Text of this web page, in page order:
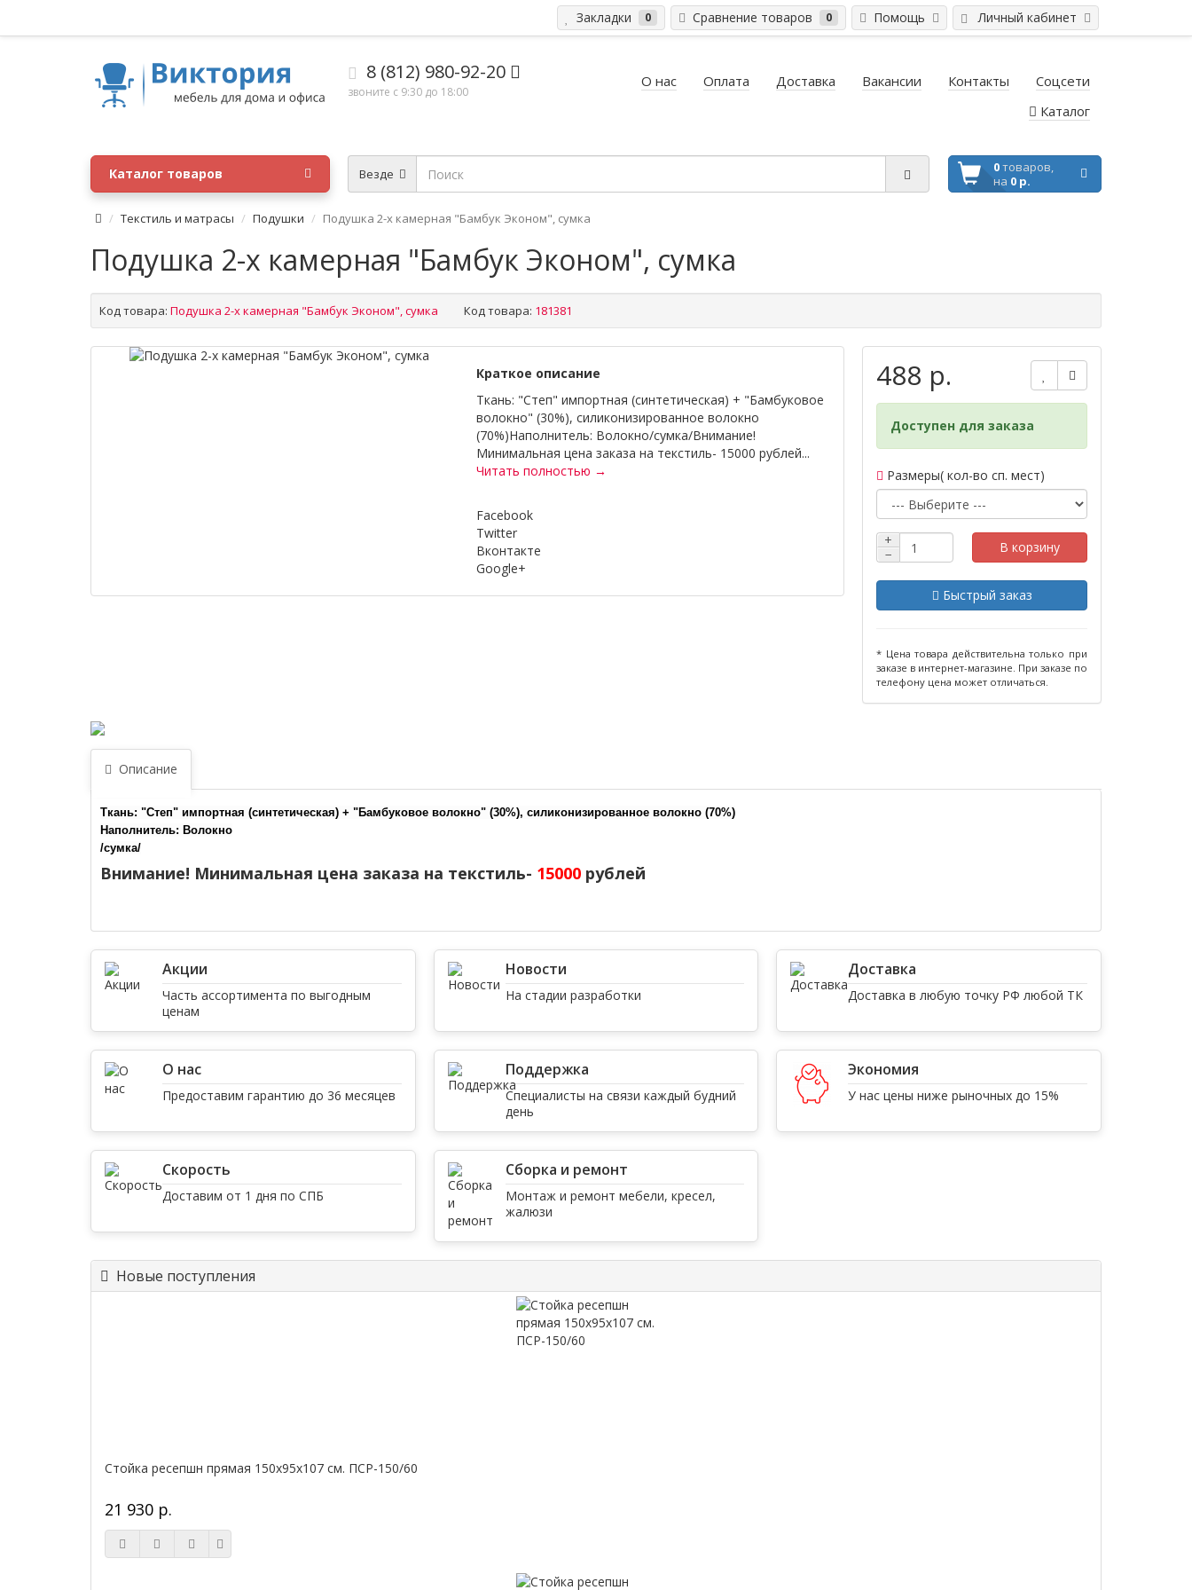
Личный кабинет
Помощь
Закладки 0 Сравнение товаров 0
8 (812) 980-92-20
звоните с 9:30 до 18:00
О нас Оплата Доставка Вакансии Контакты
Соцсети
Каталог
Везде 0товаров,
на 0 р.
Каталог товаров
Текстиль и матрасы Подушки Подушка 2-х камерная "Бамбук Эконом", сумка
Подушка 2-х камерная "Бамбук Эконом", сумка
Код товара: Подушка 2-х камерная "Бамбук Эконом", сумка Код товара: 181381
Краткое описание
Ткань: "Степ" импортная (синтетическая) + "Бамбуковое
волокно" (30%), силиконизированное волокно
(70%)Наполнитель: Волокно/сумка/Внимание!
Минимальная цена заказа на текстиль- 15000 рублей...
Читать полностью →
Facebook
Twitter
Вконтакте
Google+
488 р.
Доступен для заказа
Размеры( кол-во сп. мест)
+
−
В корзину
Быстрый заказ
* Цена товара действительна только при
заказе в интернет-магазине. При заказе по
телефону цена может отличаться.
Описание
Ткань: "Степ" импортная (синтетическая) + "Бамбуковое волокно" (30%), силиконизированное волокно (70%)
Наполнитель: Волокно
/сумка/
Внимание! Минимальная цена заказа на текстиль- 15000 рублей
Акции
Часть ассортимента по выгодным
ценам
Новости
На стадии разработки
Доставка
Доставка в любую точку РФ любой ТК
О нас
Предоставим гарантию до 36 месяцев
Поддержка
Специалисты на связи каждый будний
день
Экономия
У нас цены ниже рыночных до 15%
Скорость
Доставим от 1 дня по СПБ
Сборка и ремонт
Монтаж и ремонт мебели, кресел,
жалюзи
Новые поступления
Стойка ресепшн прямая 150х95х107 см. ПСР-150/60
21 930 р.